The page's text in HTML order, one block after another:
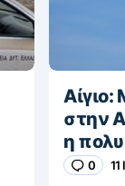
στην
η
0 11